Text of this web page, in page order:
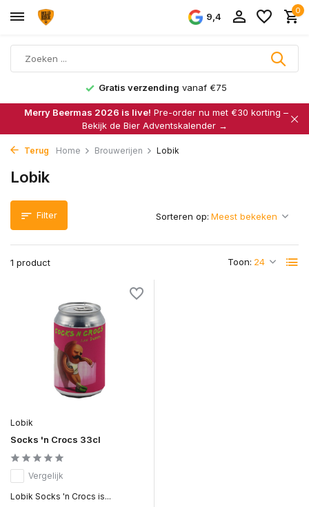
9,4
0
Gratis verzending vanaf €75
Merry Beermas 2026 is live! Pre-order nu met €30 korting –
Bekijk de Bier Adventskalender →
Terug Home Brouwerijen Lobik
Lobik
Filter
1 product Toon:
Sorteren op:
Lobik
Socks 'n Crocs 33cl
Vergelijk
Lobik Socks 'n Crocs is...